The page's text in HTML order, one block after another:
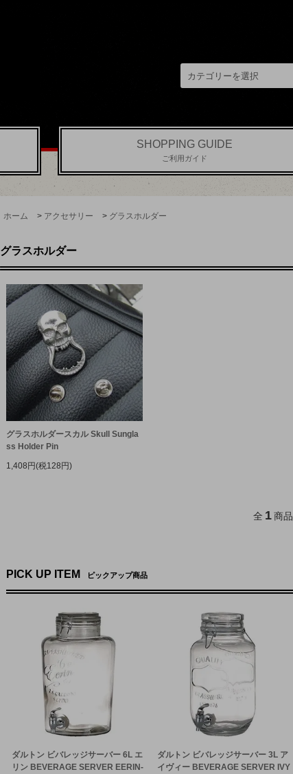
SHOPPING GUIDE
ご利用ガイド
ホーム > アクセサリー > グラスホルダー
グラスホルダー
グラスホルダースカル Skull Sungla
ss Holder Pin
1,408円(税128円)
全 1商品
PICK UP ITEM ピックアップ商品
ダルトン ビバレッジサーバー 6L エ
リン BEVERAGE SERVER EERIN-
ダルトン ビバレッジサーバー 3L ア
イヴィー BEVERAGE SERVER IVY